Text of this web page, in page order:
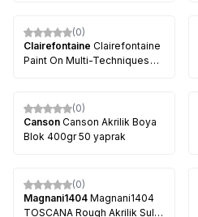
(0)
Clairefontaine Clairefontaine
Paint On Multi-Techniques
(0)
Canson Canson Akrilik Boya
Blok 400gr 50 yaprak
(0)
Magnani1404 Magnani1404
TOSCANA Rough Akrilik Sulu